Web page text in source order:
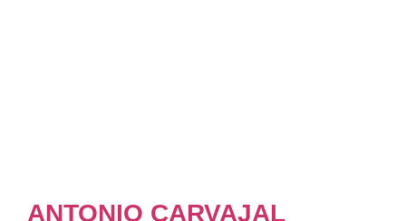
ANTONIO CARVAJAL